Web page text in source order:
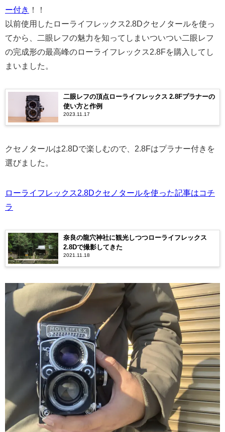
ー付き
！！
以前使用したローライフレックス2.8Dクセノタールを使っ
てから、二眼レフの魅力を知ってしまいついつい二眼レフ
の完成形の最高峰のローライフレックス2.8Fを購入してし
まいました。
二眼レフの頂点ローライフレックス 2.8Fプラナーの
使い方と作例
2023.11.17
クセノタールは2.8Dで楽しむので、2.8Fはプラナー付きを
選びました。
ローライフレックス2.8Dクセノタールを使った記事はコチ
ラ
奈良の龍穴神社に観光しつつローライフレックス
2.8Dで撮影してきた
2021.11.18